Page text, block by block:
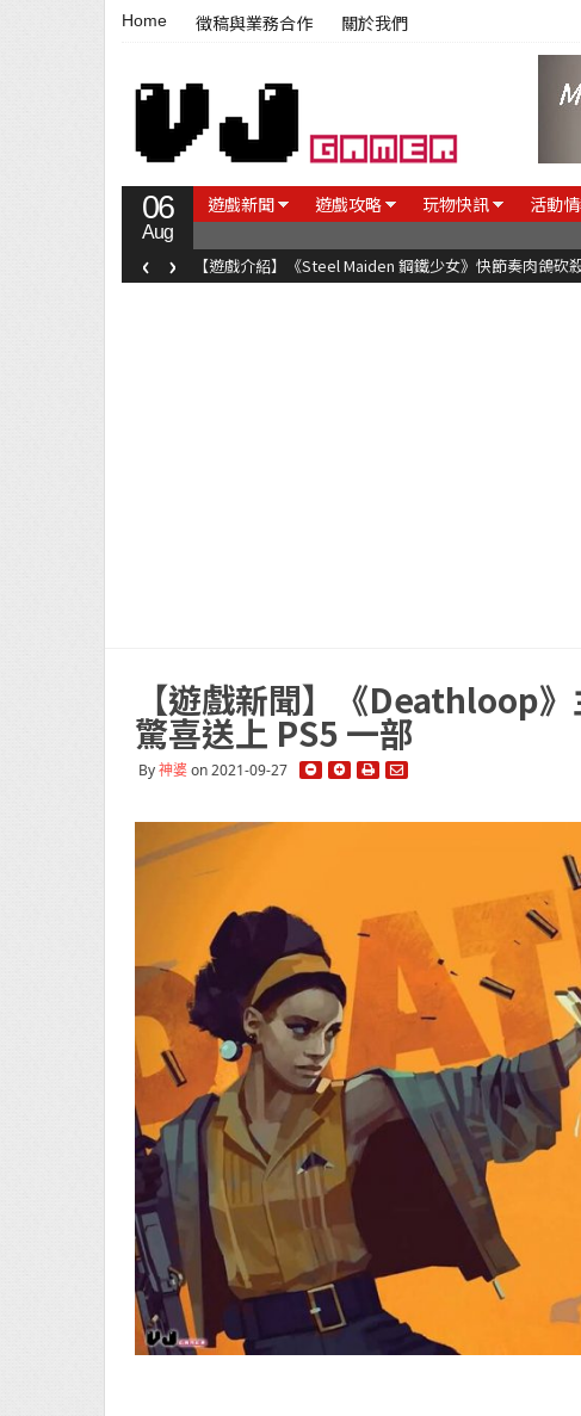
Home 徵稿與業務合作 關於我們
06
Aug
遊戲新聞 遊戲攻略 玩物快訊 活動
【遊戲介紹】《Steel Maiden 鋼鐵少女》快節奏肉鴿
‹ ›
【遊戲新聞】《Deathloop
驚喜送上 PS5 一部
By神婆on 2021-09-27